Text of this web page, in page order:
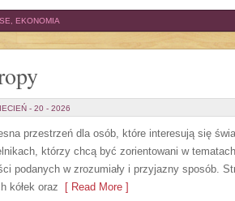
EKONOMIA
- 20 - 2026
przestrzeń dla osób, które interesują się
którzy chcą być zorientowani w
podanych w zrozumiały i przyjazny sposób.
kółek oraz [ Read More ]